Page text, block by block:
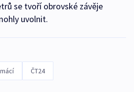
se tvoří obrovské závěje
uvolnit.
ČT24